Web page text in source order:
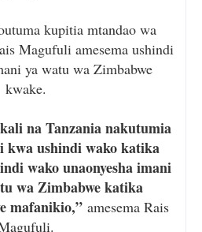
kupitia mtandao wa
Magufuli amesema ushindi
ya watu wa Zimbabwe
kwake.
na Tanzania nakutumia
kwa ushindi wako katika
wako unaonyesha imani
wa Zimbabwe katika
mafanikio,”amesema Rais